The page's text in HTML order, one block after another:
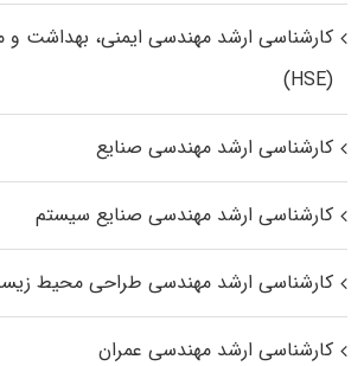
کارشناسی ارشد مهندسی ایمنی، بهداشت
(HSE)
کارشناسی ارشد مهندسی صنایع
کارشناسی ارشد مهندسی صنایع سیستم
کارشناسی ارشد مهندسی طراحی محیط
کارشناسی ارشد مهندسی عمران